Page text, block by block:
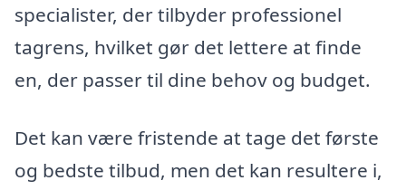
specialister, der tilbyder professionel
tagrens, hvilket gør det lettere at finde
en, der passer til dine behov og budget.
Det kan være fristende at tage det første
og bedste tilbud, men det kan resultere i,